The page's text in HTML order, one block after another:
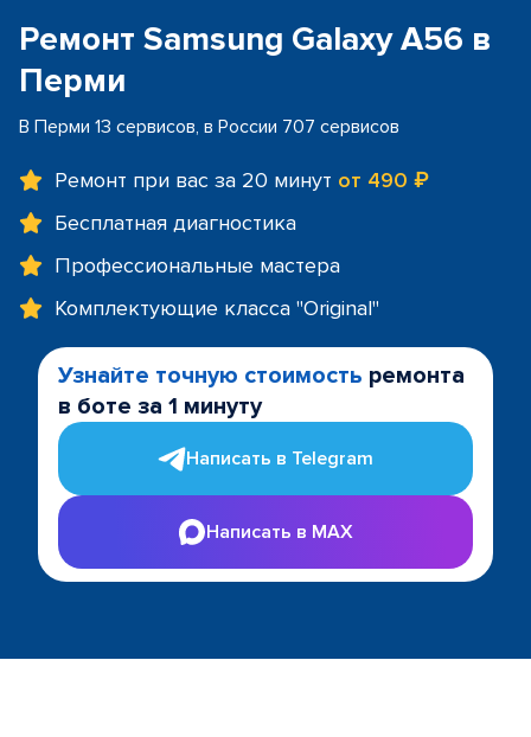
Ремонт Samsung Galaxy A56 в
Перми
В Перми 13 сервисов, в России 707 сервисов
Ремонт при вас за 20 минут от 490 ₽
Бесплатная диагностика
Профессиональные мастера
Комплектующие класса "Original"
Узнайте точную стоимость ремонта
в боте за 1 минуту
Написать в Telegram
Написать в MAX